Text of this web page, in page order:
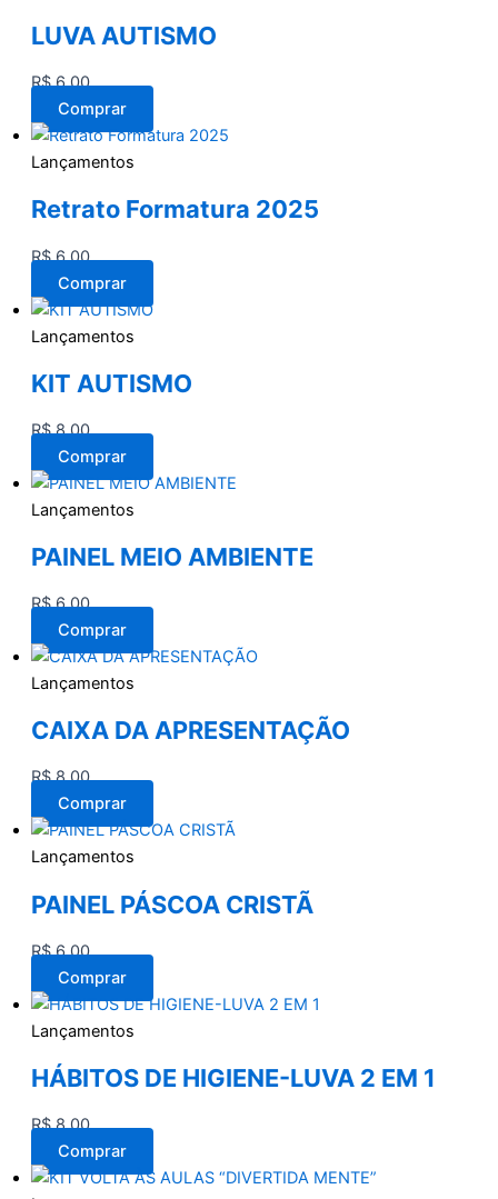
LUVA AUTISMO
R$6,00
Comprar
Lançamentos
Retrato Formatura 2025
R$6,00
Comprar
Lançamentos
KIT AUTISMO
R$8,00
Comprar
Lançamentos
PAINEL MEIO AMBIENTE
R$6,00
Comprar
Lançamentos
CAIXA DA APRESENTAÇÃO
R$8,00
Comprar
Lançamentos
PAINEL PÁSCOA CRISTÃ
R$6,00
Comprar
Lançamentos
HÁBITOS DE HIGIENE-LUVA 2 EM 1
R$8,00
Comprar